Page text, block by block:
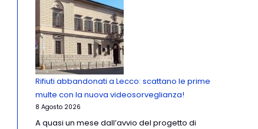
Rifiuti abbandonati a Lecco: scattano le prime
multe con la nuova videosorveglianza!
8 Agosto 2026
A quasi un mese dall’avvio del progetto di